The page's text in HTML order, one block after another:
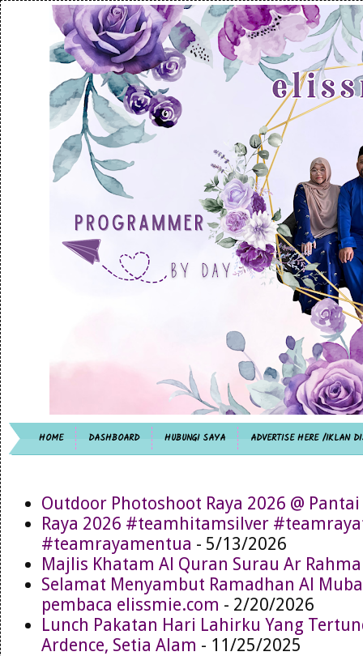
HOME DASHBOARD HUBUNGI SAYA ADVERTISE HERE /IKLAN
Outdoor Photoshoot Raya 2026 @ Pantai
Raya 2026 #teamhitamsilver
#teamrayamentua - 5/13/2026
Majlis Khatam Al Quran Surau Ar
Selamat Menyambut Ramadhan Al
pembaca elissmie.com - 2/20/2026
Lunch Pakatan Hari Lahirku Yang
Ardence, Setia Alam - 11/25/2025